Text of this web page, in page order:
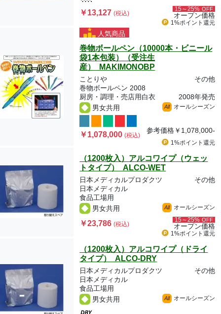
￥13,127(税込)
15～25% OFF
オープン価格
1%ポイント 還元
人気商品
巻物ボールペン（10000本・ビニール
袋1本包装）（受注生
産） MAKIMONOBP
ことりや
その他
巻物ボールペン 2008
厨房・調理・売店用白衣
2008年発売
男女共用
All オールシーズン
￥1,078,000(税込)
参考価格￥1,078,000-
1%ポイント 還元
（1200枚入）アルコワイプ（ウェッ
トタイプ） ALCO-WET
日本メディカルプロダクツ
その他
日本メディカル
食品工場用
男女共用
All オールシーズン
￥23,786(税込)
15～25% OFF
オープン価格
1%ポイント 還元
（1200枚入）アルコワイプ（ドライ
タイプ） ALCO-DRY
日本メディカルプロダクツ
その他
日本メディカル
食品工場用
男女共用
All オールシーズン